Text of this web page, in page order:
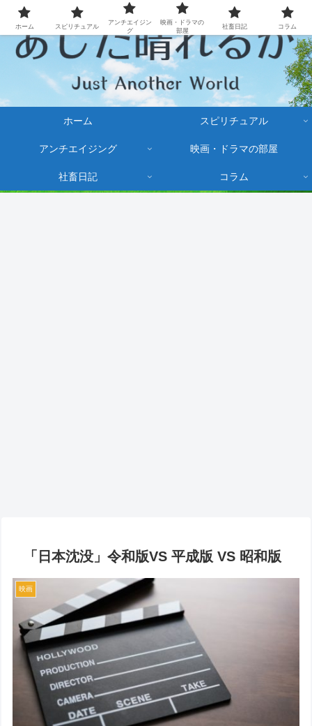
ホーム スピリチュアル
アンチエイジング 映画・ドラマの部屋
社畜日記 コラム
「日本沈没」令和版VS 平成版 VS 昭和版
映画
ホーム スピリチュアル
アンチエイジン
グ
映画・ドラマの
部屋
社畜日記 コラム